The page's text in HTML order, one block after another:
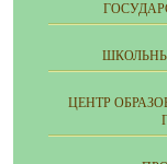
ЦЕНТР